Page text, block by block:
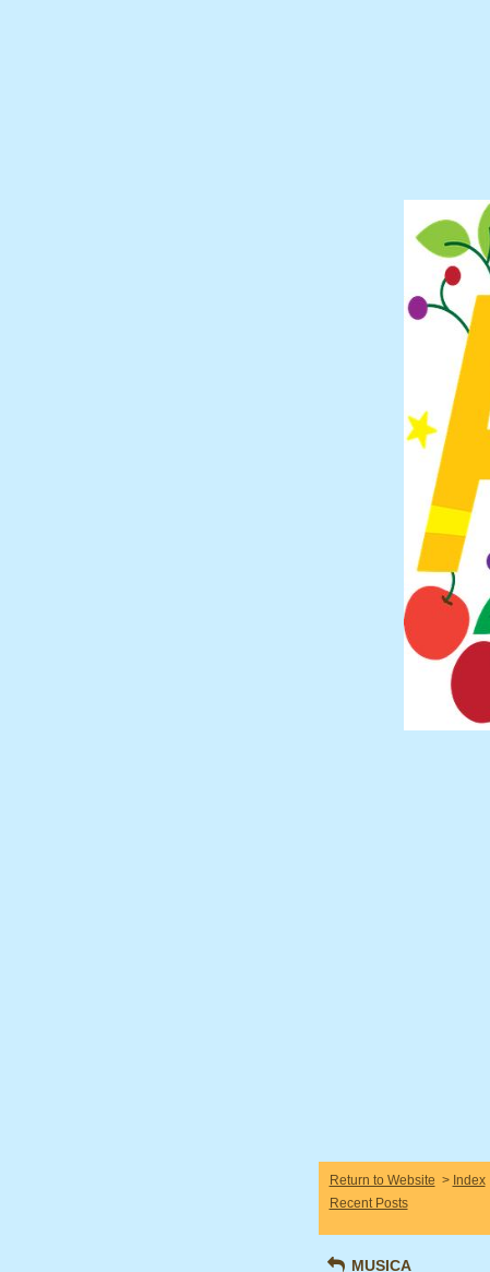
Return to Website > Index
Recent Posts
MUSICA